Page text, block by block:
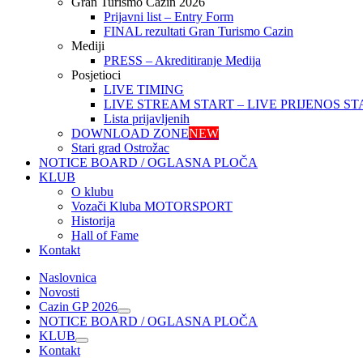
Prijavni list – Entry Form
FINAL rezultati Gran Turismo Cazin
Mediji
PRESS – Akreditiranje Medija
Posjetioci
LIVE TIMING
LIVE STREAM START – LIVE PRIJENOS
Lista prijavljenih
DOWNLOAD ZONENEW
Stari grad Ostrožac
NOTICE BOARD / OGLASNA PLOČA
KLUB
O klubu
Vozači Kluba MOTORSPORT
Historija
Hall of Fame
Kontakt
Naslovnica
Novosti
Cazin GP 2026
NOTICE BOARD / OGLASNA PLOČA
KLUB
Kontakt